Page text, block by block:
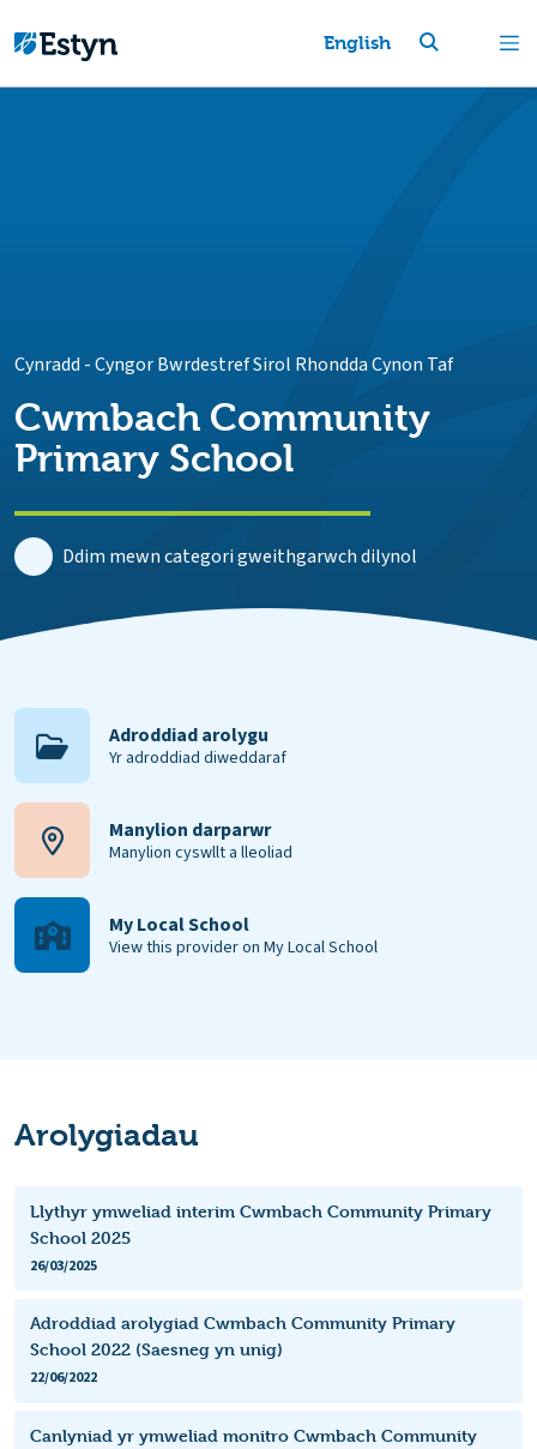
English
Cynradd -Cyngor Bwrdestref Sirol Rhondda Cynon Taf
Cwmbach Community
Primary School
Ddim mewn categori gweithgarwch dilynol
Adroddiad arolygu
Yr adroddiad diweddaraf
Manylion darparwr
Manylion cyswllt a lleoliad
My Local School
View this provider on My Local School
Arolygiadau
Llythyr ymweliad interim Cwmbach Community Primary
School 2025
26/03/2025
Adroddiad arolygiad Cwmbach Community Primary
School 2022 (Saesneg yn unig)
22/06/2022
Canlyniad yr ymweliad monitro Cwmbach Community